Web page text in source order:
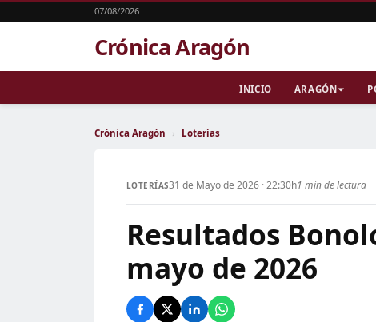
07/08/2026
Crónica Aragón
INICIO ARAGÓN
Crónica Aragón › Loterías
LOTERÍAS31 de Mayo de 2026 · 22:30h1 min de lectura
Resultados
mayo de 2026